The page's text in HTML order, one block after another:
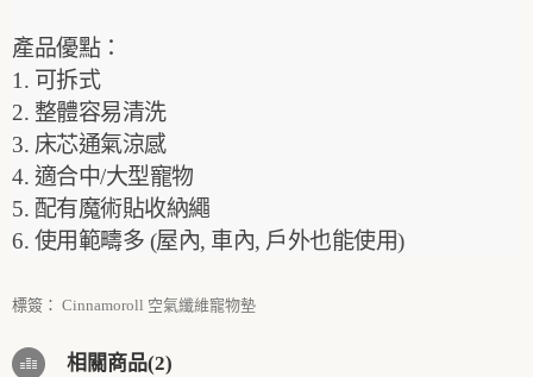
產品優點：
1. 可拆式
2. 整體容易清洗
3. 床芯通氣涼感
4. 適合中/大型寵物
5. 配有魔術貼收納繩
6. 使用範疇多 (屋內, 車內, 戶外也能使用)
標簽： Cinnamoroll 空氣纖維寵物墊
相關商品(2)